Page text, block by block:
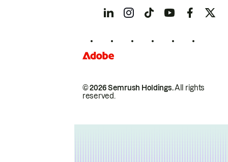
© 2026 Semrush Holdings.All rights
reserved.